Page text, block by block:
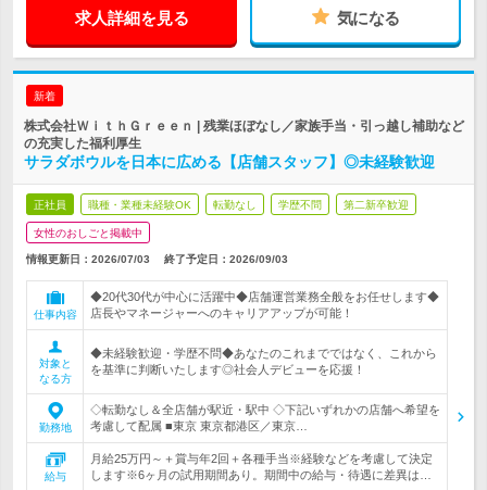
求人詳細を見る 気になる
新着
株式会社ＷｉｔｈＧｒｅｅｎ | 残業ほぼなし／家族手当・引っ越し補助など
の充実した福利厚生
サラダボウルを日本に広める【店舗スタッフ】◎未経験歓迎
正社員 職種・業種未経験OK 転勤なし 学歴不問 第二新卒歓迎
女性のおしごと掲載中
情報更新日：2026/07/03 終了予定日： 2026/09/03
仕事内容
◆20代30代が中心に活躍中◆店舗運営業務全般をお任せします◆
店長やマネージャーへのキャリアアップが可能！
対象と
なる方
◆未経験歓迎・学歴不問◆あなたのこれまでではなく、これから
を基準に判断いたします◎社会人デビューを応援！
勤務地
◇転勤なし＆全店舗が駅近・駅中 ◇下記いずれかの店舗へ希望を
考慮して配属 ■東京 東京都港区／東京…
給与
月給25万円～＋賞与年2回＋各種手当※経験などを考慮して決定
します※6ヶ月の試用期間あり。期間中の給与・待遇に差異は…